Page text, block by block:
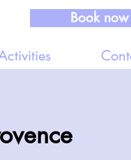
Book now